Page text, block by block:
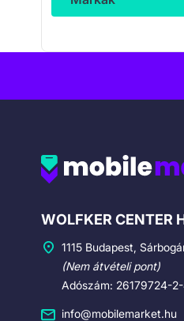
Cégadatok
WOLFKER CENTER
1115 Budapest,
(Nem átvételi pont)
Adószám: 26179724-
info@mobilemarket.hu